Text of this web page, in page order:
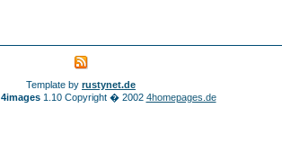
Template by rustynet.de
4images1.10 Copyright � 2002 4homepages.de